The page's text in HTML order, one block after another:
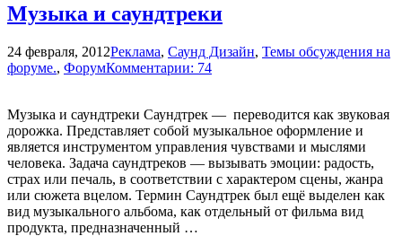
Mузыкa и саундтреки
24 февраля, 2012Реклама, Саунд Дизайн, Темы обсуждения на
форуме., ФорумКомментарии: 74
Mузыкa и саундтреки Саундтрек — переводится как звуковая
дорожка. Представляет собой музыкальное оформление и
является инструментом управления чувствами и мыслями
человека. Задача саундтреков — вызывать эмоции: радость,
страх или печаль, в соответствии с характером сцены, жанра
или сюжета вцелом. Термин Саундтрек был ещё выделен как
вид музыкального альбома, как отдельный от фильма вид
продукта, предназначенный …